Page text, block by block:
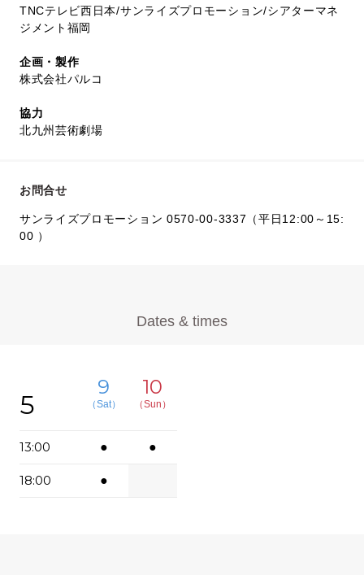
TNCテレビ西日本/サンライズプロモーション/シアターマネ
ジメント福岡
企画・製作
株式会社パルコ
協力
北九州芸術劇場
お問合せ
サンライズプロモーション 0570-00-3337（平日12:00～15:
00 ）
Dates & times
5
9
（Sat）
10
（Sun）
13:00 ● ●
18:00 ●